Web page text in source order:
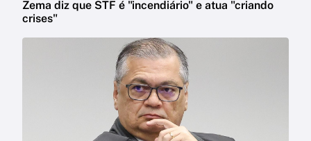
Zema diz que STF é "incendiário" e atua "criando
crises"